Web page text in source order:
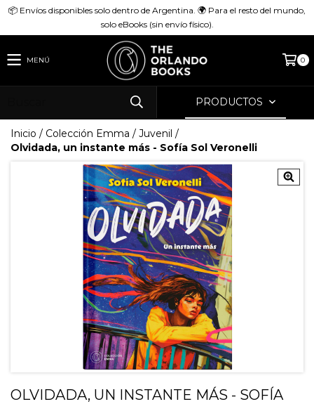
📦 Envíos disponibles solo dentro de Argentina. 🌍 Para el resto del mundo,
solo eBooks (sin envío físico).
MENÚ 0
PRODUCTOS
Inicio / Colección Emma / Juvenil /
Olvidada, un instante más - Sofía Sol Veronelli
OLVIDADA, UN INSTANTE MÁS - SOFÍA